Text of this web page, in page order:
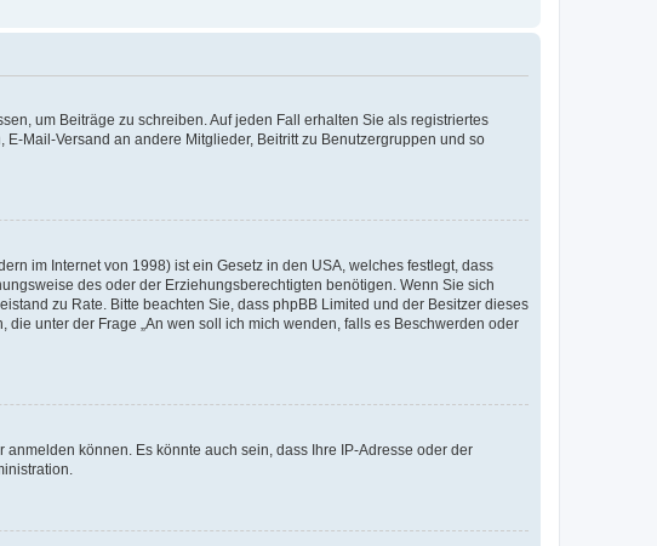
um Beiträge zu schreiben. Auf jeden Fall erhalten Sie als registriertes
Mail-Versand an andere Mitglieder, Beitritt zu Benutzergruppen und so
im Internet von 1998) ist ein Gesetz in den USA, welches festlegt, dass
des oder der Erziehungsberechtigten benötigen. Wenn Sie sich
zu Rate. Bitte beachten Sie, dass phpBB Limited und der Besitzer dieses
unter der Frage „An wen soll ich mich wenden, falls es Beschwerden oder
können. Es könnte auch sein, dass Ihre IP-Adresse oder der